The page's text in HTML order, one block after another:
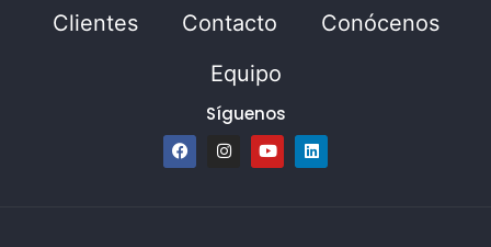
Clientes
Contacto
Conócenos
Equipo
Síguenos